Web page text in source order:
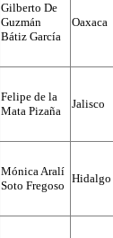
Gilberto De
Guzmán
Bátiz García
Oaxaca
Felipe de la
Mata Pizaña
Jalisco
Mónica Aralí
Soto Fregoso
Hidalgo